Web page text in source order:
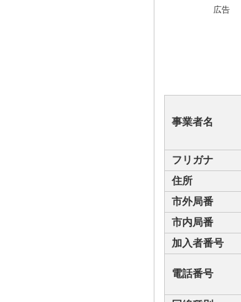
広告
事業者名
フリガナ
住所
市外局番
市内局番
加入者番号
電話番号